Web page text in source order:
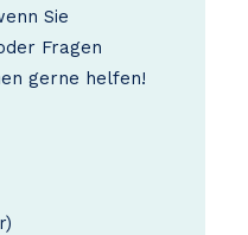
Sie
Fragen
gerne helfen!